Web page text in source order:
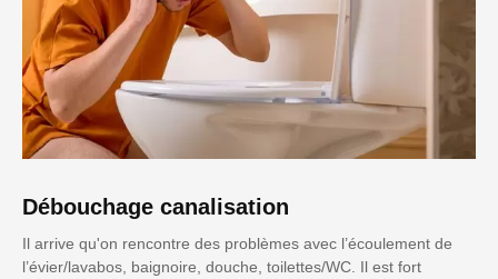
Débouchage canalisation
Il arrive qu'on rencontre des problèmes avec l’écoulement de
l’évier/lavabos, baignoire, douche, toilettes/WC. Il est fort